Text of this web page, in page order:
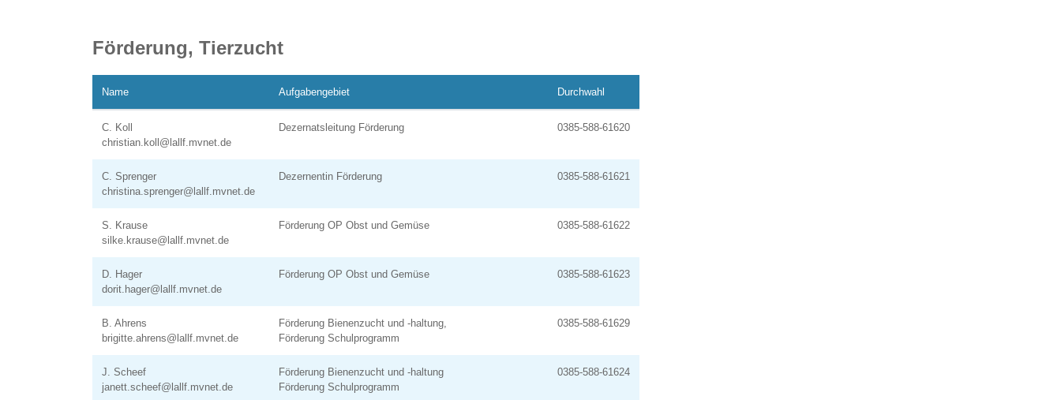
Förderung, Tierzucht
Name Aufgabengebiet Durchwahl
C. Koll
christian.koll@lallf.mvnet.de
Dezernatsleitung Förderung 0385-588-61620
C. Sprenger
christina.sprenger@lallf.mvnet.de
Dezernentin Förderung 0385-588-61621
S. Krause
silke.krause@lallf.mvnet.de
Förderung OP Obst und Gemüse 0385-588-61622
D. Hager
dorit.hager@lallf.mvnet.de
Förderung OP Obst und Gemüse 0385-588-61623
B. Ahrens
brigitte.ahrens@lallf.mvnet.de
Förderung Bienenzucht und -haltung,
Förderung Schulprogramm
0385-588-61629
J. Scheef
janett.scheef@lallf.mvnet.de
Förderung Bienenzucht und -haltung
Förderung Schulprogramm
0385-588-61624